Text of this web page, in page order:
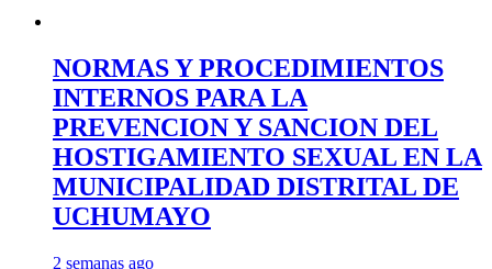
NORMAS Y PROCEDIMIENTOS
INTERNOS PARA LA
PREVENCION Y SANCION DEL
HOSTIGAMIENTO SEXUAL EN LA
MUNICIPALIDAD DISTRITAL DE
UCHUMAYO
2 semanas ago